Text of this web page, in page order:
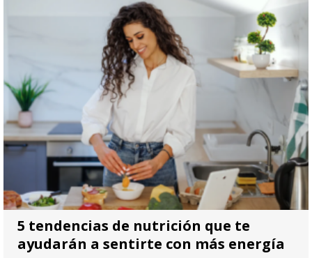
5 tendencias de nutrición que te
ayudarán a sentirte con más energía